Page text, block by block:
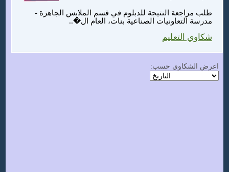
طلب مراجعة النتيجة للدبلوم في قسم الملابس الجاهزة -
مدرسة التعاونيات الصناعية بنات، العام ال�..
شكاوي التعليم
اعرض الشكاوي حسب: